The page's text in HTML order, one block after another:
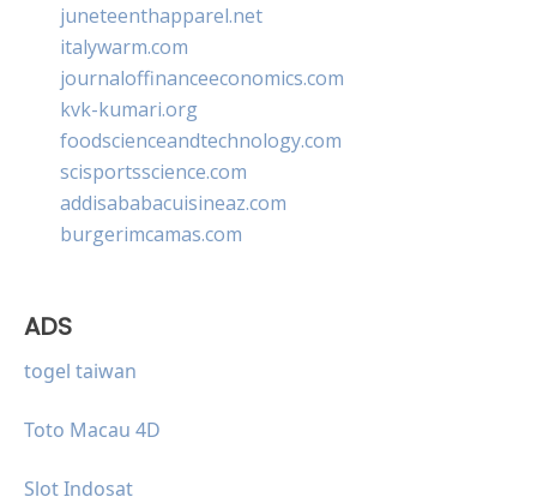
juneteenthapparel.net
italywarm.com
journaloffinanceeconomics.com
kvk-kumari.org
foodscienceandtechnology.com
scisportsscience.com
addisababacuisineaz.com
burgerimcamas.com
ADS
togel taiwan
Toto Macau 4D
Slot Indosat